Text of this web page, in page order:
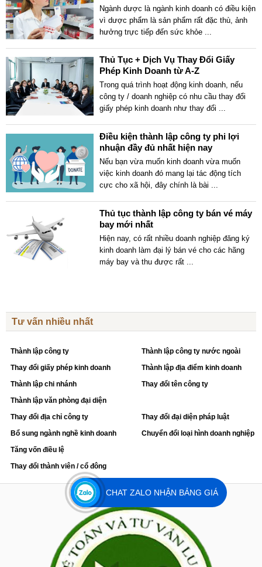
Ngành dược là ngành kinh doanh có điều kiện
vì dược phẩm là sản phẩm rất đặc thù, ảnh
hưởng trực tiếp đến sức khỏe
Thủ Tục + Dịch Vụ Thay Đổi Giấy
Phép Kinh Doanh từ A-Z
Trong quá trình hoạt động kinh doanh, nếu
công ty / doanh nghiệp có nhu cầu thay đổi
giấy phép kinh doanh như thay đổi ...
Điều kiện thành lập công ty phi lợi
nhuận đầy đủ nhất hiện nay
Nếu bạn vừa muốn kinh doanh vừa muốn
việc kinh doanh đó mang lại tác động tích
cực cho xã hội, đây chính là bài
Thủ tục thành lập công ty bán vé máy
bay mới nhất
Hiện nay, có rất nhiều doanh nghiệp đăng ký
kinh doanh làm đại lý bán vé cho các hãng
máy bay và thu được rất
Tư vấn nhiều nhất
Thành lập công ty
Thay đổi giấy phép kinh doanh
Thành lập chi nhánh
Thành lập văn phòng đại diện
Thành lập công ty nước ngoài
Thành lập địa điểm kinh doanh
Thay đổi tên công ty
Thay đổi địa chỉ công ty
Bổ sung ngành nghề kinh doanh
Tăng vốn điều lệ
Thay đổi thành viên / cổ đông
Thay đổi đại diện pháp luật
Chuyển đổi loại hình doanh nghiệp
CHAT ZALO NHẬN BẢNG GIÁ